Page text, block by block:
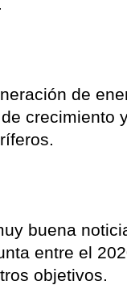
de
crecimiento
buena
entre el
objetivos.